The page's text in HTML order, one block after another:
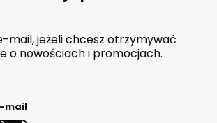
mail, jeżeli chcesz otrzymywać
o nowościach i promocjach.
mail